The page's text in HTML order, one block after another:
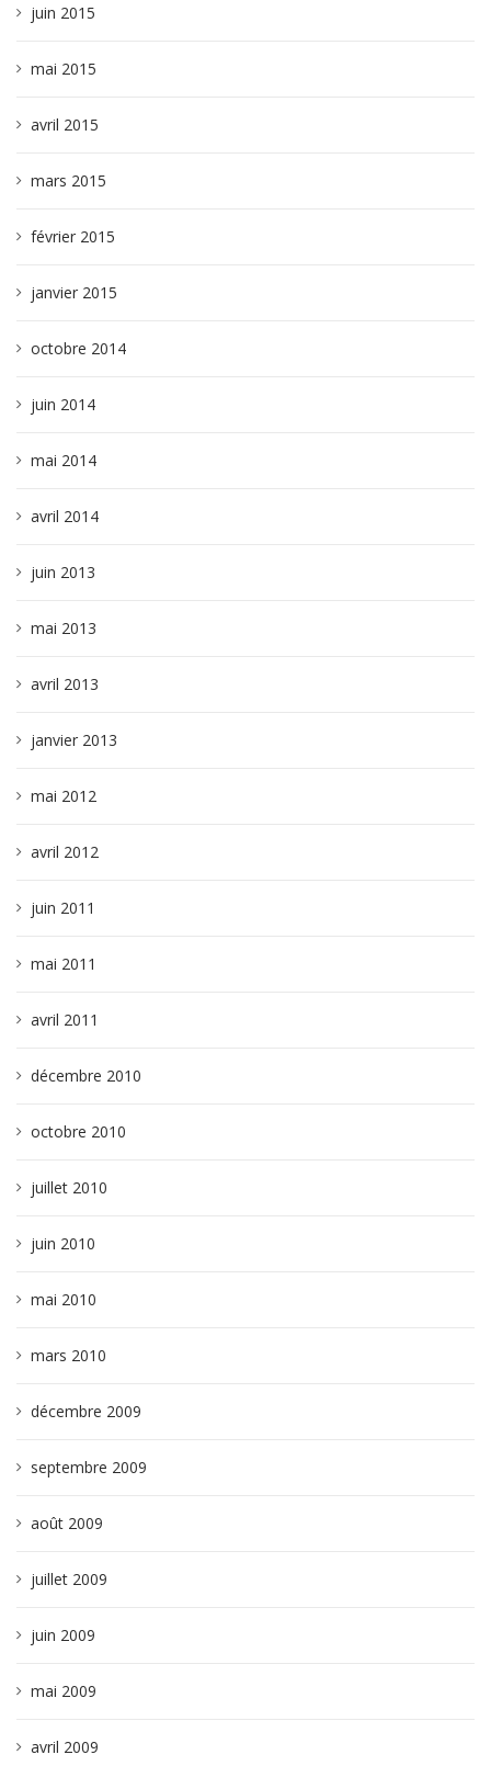
juin 2015
mai 2015
avril 2015
mars 2015
février 2015
janvier 2015
octobre 2014
juin 2014
mai 2014
avril 2014
juin 2013
mai 2013
avril 2013
janvier 2013
mai 2012
avril 2012
juin 2011
mai 2011
avril 2011
décembre 2010
octobre 2010
juillet 2010
juin 2010
mai 2010
mars 2010
décembre 2009
septembre 2009
août 2009
juillet 2009
juin 2009
mai 2009
avril 2009